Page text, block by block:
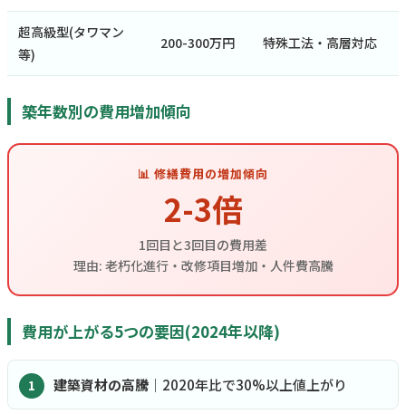
超高級型(タワマン
等)
200-300万円 特殊工法・高層対応
築年数別の費用増加傾向
📊 修繕費用の増加傾向
2-3倍
1回目と3回目の費用差
理由: 老朽化進行・改修項目増加・人件費高騰
費用が上がる5つの要因(2024年以降)
建築資材の高騰 ｜2020年比で30%以上値上がり